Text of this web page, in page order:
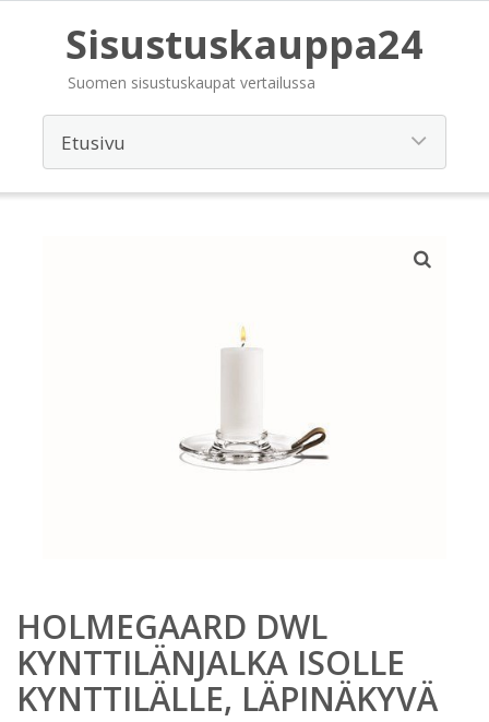
Sisustuskauppa24
Suomen sisustuskaupat vertailussa
HOLMEGAARD DWL
KYNTTILÄNJALKA ISOLLE
KYNTTILÄLLE, LÄPINÄKYVÄ